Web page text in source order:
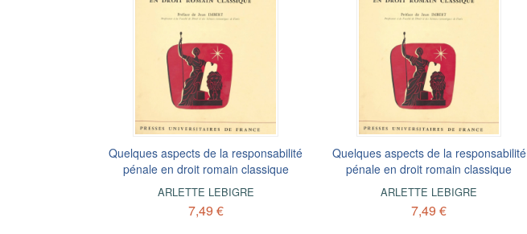
Quelques aspects de la responsabilité
pénale en droit romain classique
ARLETTE LEBIGRE
7,49 €
Quelques aspects de la responsabilité
pénale en droit romain classique
ARLETTE LEBIGRE
7,49 €